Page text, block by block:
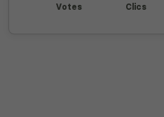
Votes Clics